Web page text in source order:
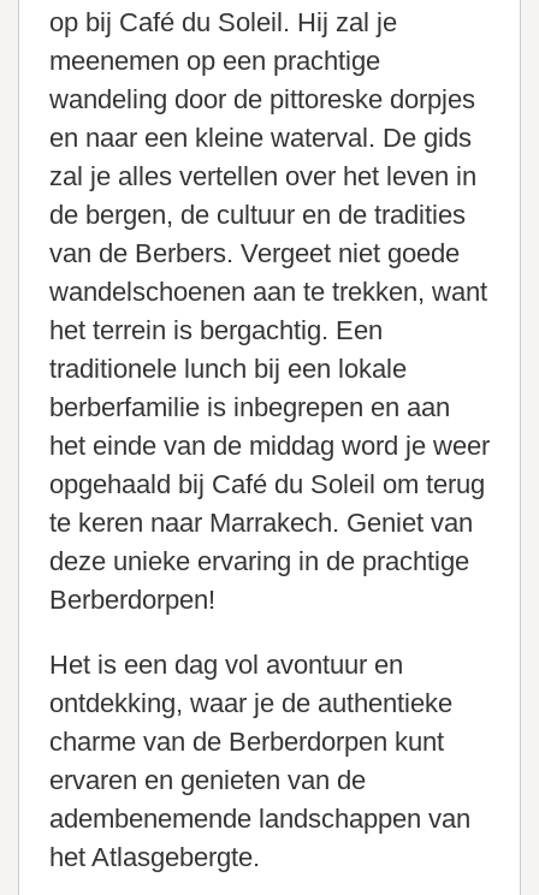
op bij Café du Soleil. Hij zal je
meenemen op een prachtige
wandeling door de pittoreske dorpjes
en naar een kleine waterval. De gids
zal je alles vertellen over het leven in
de bergen, de cultuur en de tradities
van de Berbers. Vergeet niet goede
wandelschoenen aan te trekken, want
het terrein is bergachtig. Een
traditionele lunch bij een lokale
berberfamilie is inbegrepen en aan
het einde van de middag word je weer
opgehaald bij Café du Soleil om terug
te keren naar Marrakech. Geniet van
deze unieke ervaring in de prachtige
Berberdorpen!
Het is een dag vol avontuur en
ontdekking, waar je de authentieke
charme van de Berberdorpen kunt
ervaren en genieten van de
adembenemende landschappen van
het Atlasgebergte.